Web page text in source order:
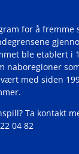
for å fremme
ble etablert i
naboregioner
med siden
Ta kontakt
04 82